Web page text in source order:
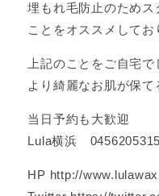
埋もれ毛防止のため
ことをオススメしてお
上記のことをご自宅
より綺麗なお肌が保
当日予約も大歓迎
Lula横浜 0456205315
HP http://